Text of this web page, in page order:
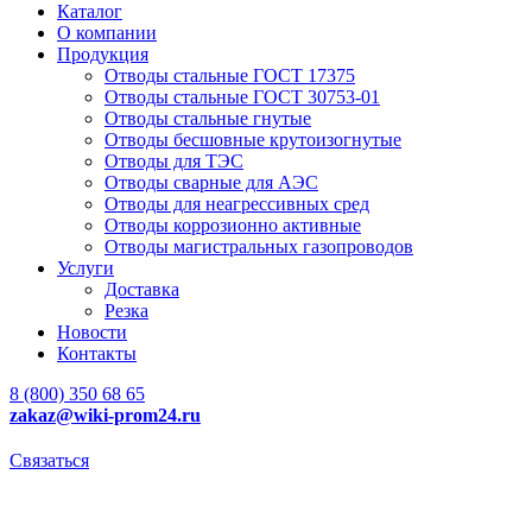
Каталог
О компании
Продукция
Отводы стальные ГОСТ 17375
Отводы стальные ГОСТ 30753-01
Отводы стальные гнутые
Отводы бесшовные крутоизогнутые
Отводы для ТЭС
Отводы сварные для АЭС
Отводы для неагрессивных сред
Отводы коррозионно активные
Отводы магистральных газопроводов
Услуги
Доставка
Резка
Новости
Контакты
8 (800) 350 68 65
zakaz@wiki-prom24.ru
Связаться